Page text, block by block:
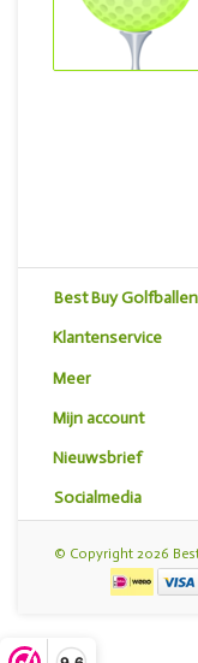
Best Buy Golfballen
Klantenservice
Meer
Mijn account
Nieuwsbrief
Socialmedia
© Copyright 2026